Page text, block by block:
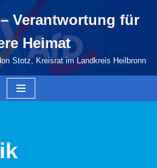
Verantwortung für
Heimat
Stotz, Kreisrat im Landkreis Heilbronn